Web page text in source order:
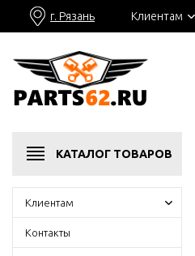
г. Рязань Клиентам
КАТАЛОГ ТОВАРОВ
Клиентам
Контакты